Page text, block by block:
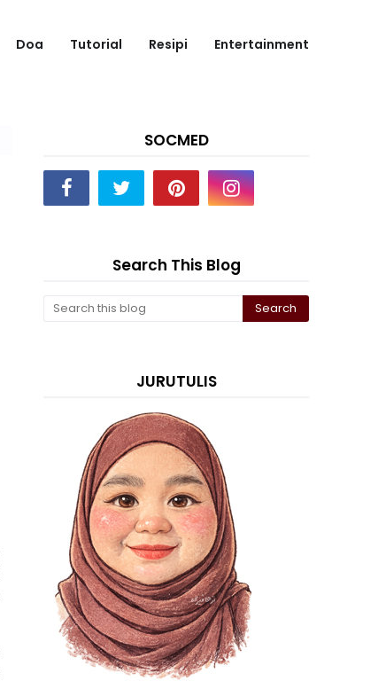
Doa Tutorial Resipi Entertainment
SOCMED
Search This Blog
JURUTULIS